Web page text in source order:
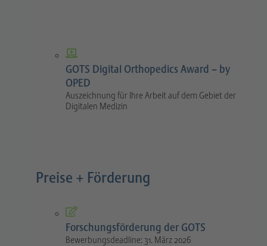
GOTS Digital Orthopedics Award – by
OPED
Auszeichnung für Ihre Arbeit auf dem Gebiet der
Digitalen Medizin
Preise + Förderung
Forschungsförderung der GOTS
Bewerbungsdeadline: 31. März 2026